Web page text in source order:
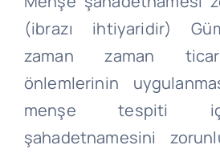
(ibrazı ihtiyaridir)
zaman zaman
önlemlerinin
menşe tespiti
şahadetnamesini